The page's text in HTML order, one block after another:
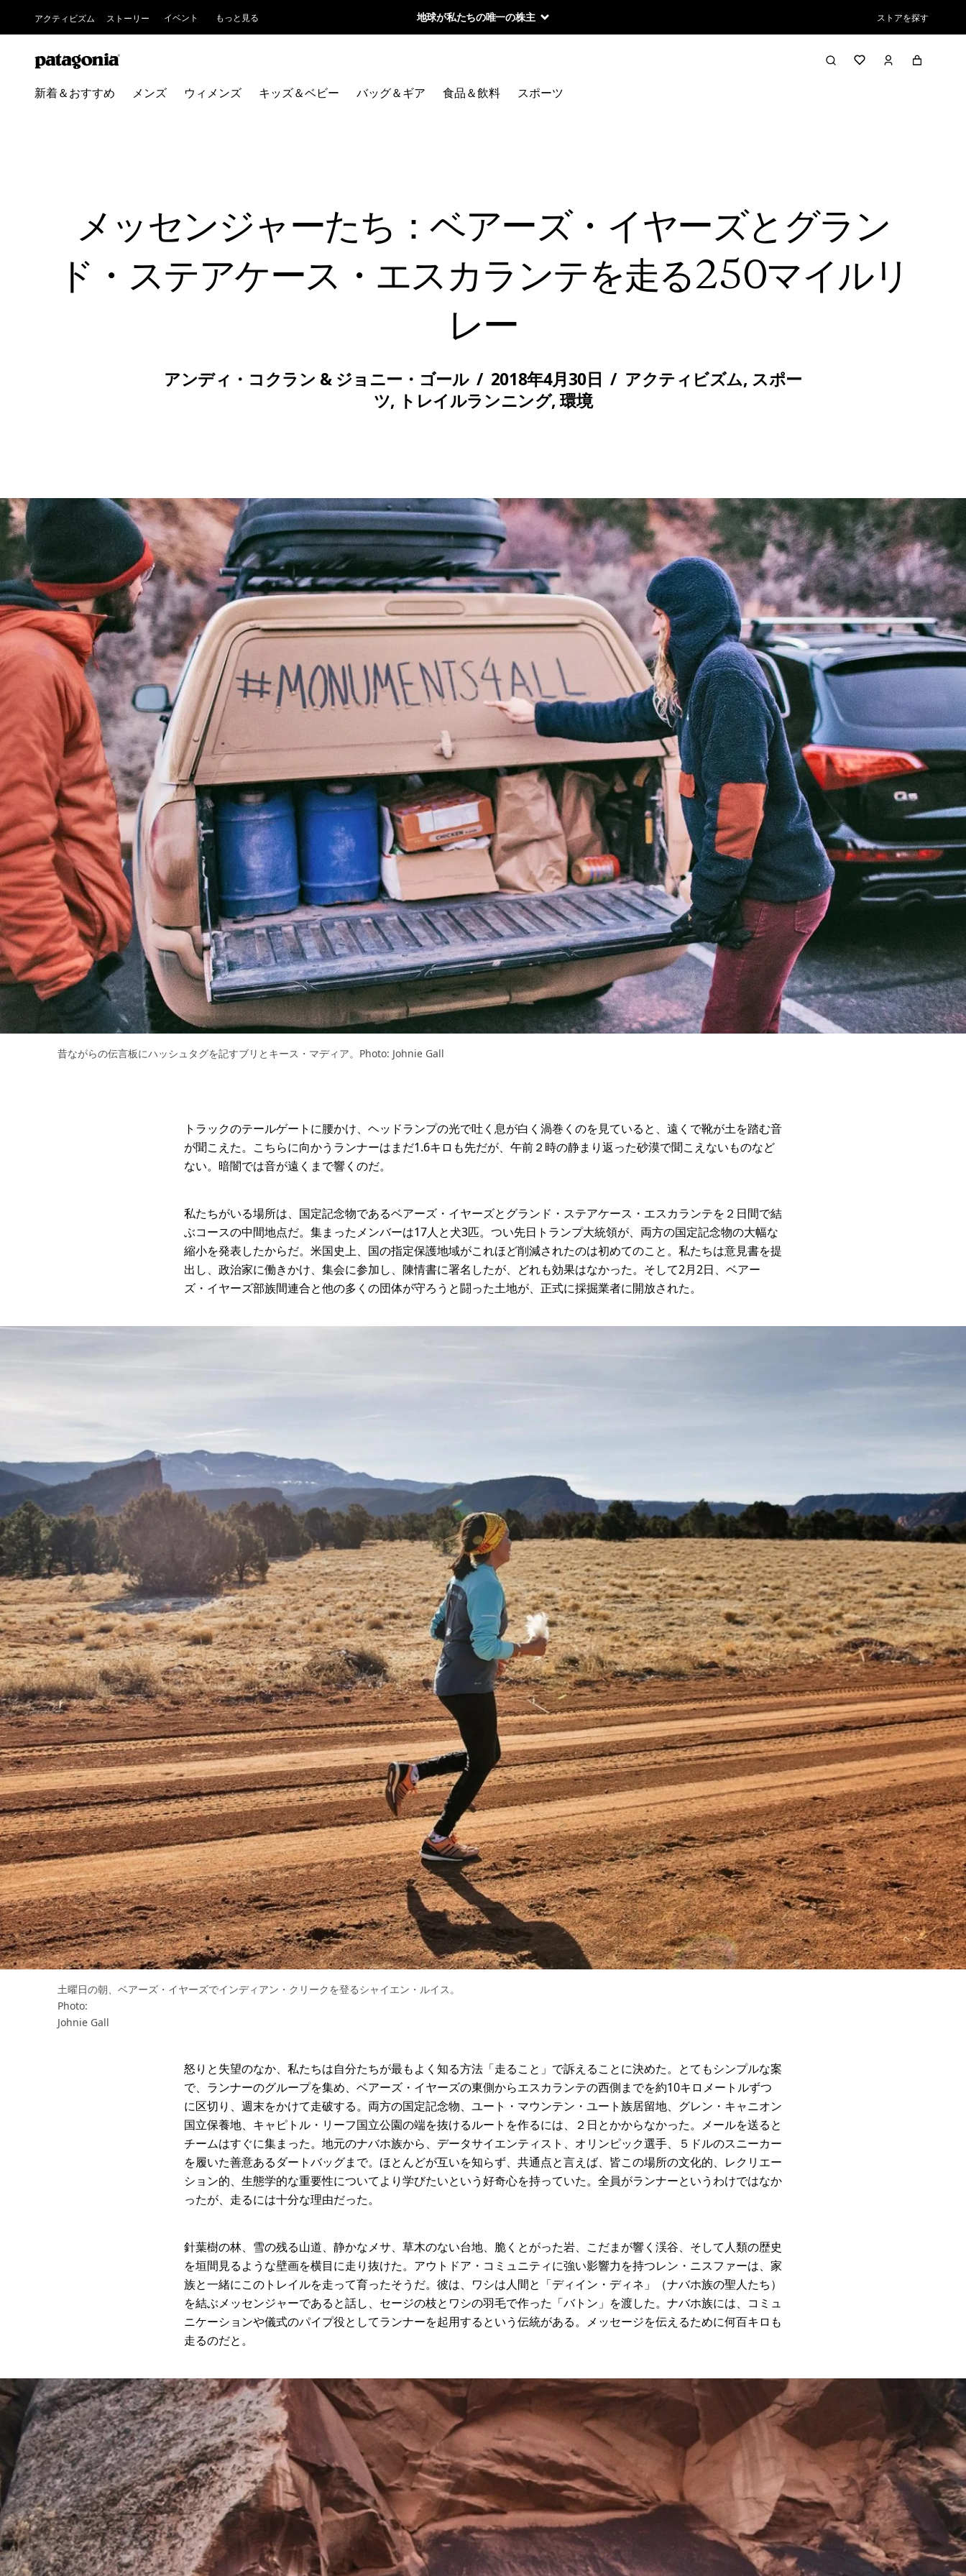
アクティビズム ストーリー イベント もっと見る 地球が私たちの唯一の株主 ストアを探す
新着＆おすすめ メンズ ウィメンズ キッズ＆ベビー バッグ＆ギア 食品＆飲料 スポーツ
メッセンジャーたち：ベアーズ・イヤーズとグラン
ド・ステアケース・エスカランテを走る250マイルリ
レー
アンディ・コクラン & ジョニー・ゴール / 2018年4月30日 / アクティビズム, スポー
ツ, トレイルランニング,環境
昔ながらの伝言板にハッシュタグを記すブリとキース・マディア。Photo: Johnie Gall
トラックのテールゲートに腰かけ、ヘッドランプの光で吐く息が白く渦巻くのを見ていると、遠くで靴が土を踏む音
が聞こえた。こちらに向かうランナーはまだ1.6キロも先だが、午前２時の静まり返った砂漠で聞こえないものなど
ない。暗闇では音が遠くまで響くのだ。
私たちがいる場所は、国定記念物であるベアーズ・イヤーズとグランド・ステアケース・エスカランテを２日間で結
ぶコースの中間地点だ。集まったメンバーは17人と犬3匹。つい先日トランプ大統領が、両方の国定記念物の大幅な
縮小を発表したからだ。米国史上、国の指定保護地域がこれほど削減されたのは初めてのこと。私たちは意見書を提
出し、政治家に働きかけ、集会に参加し、陳情書に署名したが、どれも効果はなかった。そして2月2日、ベアー
ズ・イヤーズ部族間連合と他の多くの団体が守ろうと闘った土地が、正式に採掘業者に開放された。
土曜日の朝、ベアーズ・イヤーズでインディアン・クリークを登るシャイエン・ルイス。
Photo:
Johnie Gall
怒りと失望のなか、私たちは自分たちが最もよく知る方法「走ること」で訴えることに決めた。とてもシンプルな案
で、ランナーのグループを集め、ベアーズ・イヤーズの東側からエスカランテの西側までを約10キロメートルずつ
に区切り、週末をかけて走破する。両方の国定記念物、ユート・マウンテン・ユート族居留地、グレン・キャニオン
国立保養地、キャピトル・リーフ国立公園の端を抜けるルートを作るには、２日とかからなかった。メールを送ると
チームはすぐに集まった。地元のナバホ族から、データサイエンティスト、オリンピック選手、５ドルのスニーカー
を履いた善意あるダートバッグまで。ほとんどが互いを知らず、共通点と言えば、皆この場所の文化的、レクリエー
ション的、生態学的な重要性についてより学びたいという好奇心を持っていた。全員がランナーというわけではなか
ったが、走るには十分な理由だった。
針葉樹の林、雪の残る山道、静かなメサ、草木のない台地、脆くとがった岩、こだまが響く渓谷、そして人類の歴史
を垣間見るような壁画を横目に走り抜けた。アウトドア・コミュニティに強い影響力を持つレン・ニスファーは、家
族と一緒にこのトレイルを走って育ったそうだ。彼は、ワシは人間と「ディイン・ディネ」（ナバホ族の聖人たち）
を結ぶメッセンジャーであると話し、セージの枝とワシの羽毛で作った「バトン」を渡した。ナバホ族には、コミュ
ニケーションや儀式のパイプ役としてランナーを起用するという伝統がある。メッセージを伝えるために何百キロも
走るのだと。